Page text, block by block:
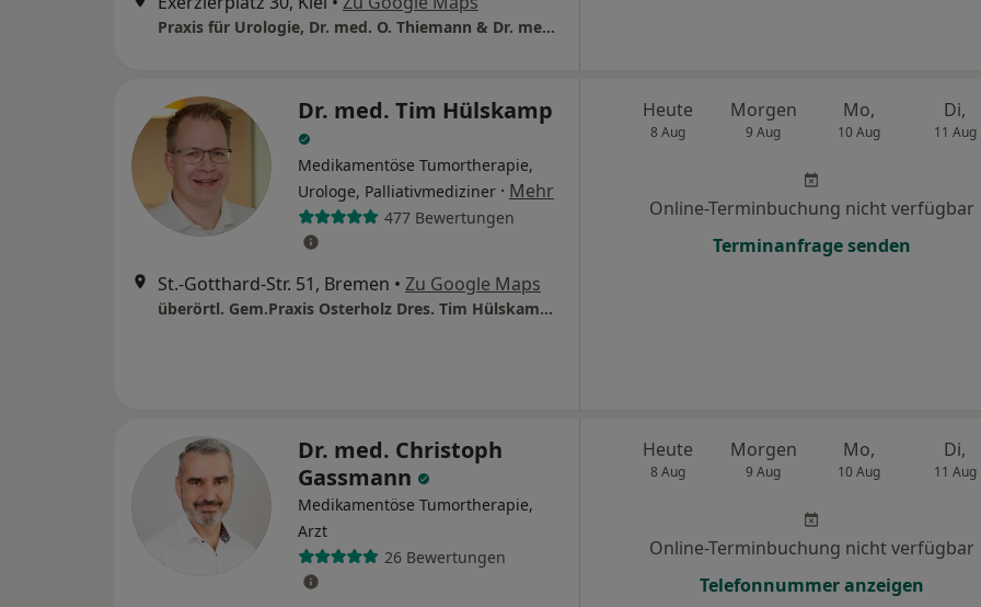
Praxis für Urologie, Dr. med. O. Thiemann & Dr. med. G. Sommer (Partnergesellschaft)
Dr. med. Tim Hülskamp
Medikamentöse Tumortherapie,
Urologe, Palliativmediziner · Mehr
477 Bewertungen
St.-Gotthard-Str. 51, Bremen • Zu Google Maps
überörtl. Gem.Praxis Osterholz Dres. Tim Hülskamp und Robert Real
Heute
8 Aug
Morgen
9 Aug
Mo,
10 Aug
Di,
11 Aug
Online-Terminbuchung nicht verfügbar
Terminanfrage senden
Dr. med. Christoph
Gassmann
Medikamentöse Tumortherapie,
Arzt
26 Bewertungen
Heute
8 Aug
Morgen
9 Aug
Mo,
10 Aug
Di,
11 Aug
Online-Terminbuchung nicht verfügbar
Telefonnummer anzeigen